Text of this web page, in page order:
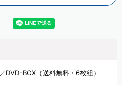
DVD-BOX（送料無料・6枚組）